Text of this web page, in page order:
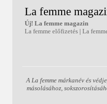
La femme
Új! La femme magazin
La femme előfizetés | La
A La femme márkanév és
másolásához,